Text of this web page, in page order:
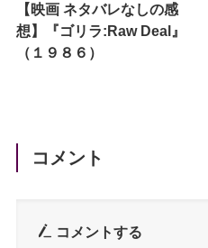
【映画 ネタバレなしの感
想】『ゴリラ:Raw Deal』
（１９８６）
コメント
コメントする